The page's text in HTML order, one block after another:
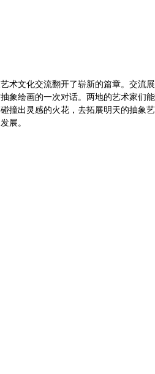
术文化交流翻开了崭新的篇章。交流展
象绘画的一次对话。两地的艺术家们能
撞出灵感的火花，去拓展明天的抽象艺
展。